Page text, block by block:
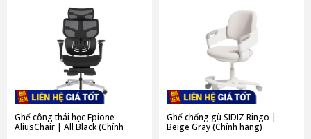
Ghế công thái học Epione
AliusChair | All Black (Chính
Ghế chống gù SIDIZ Ringo |
Beige Gray (Chính hãng)